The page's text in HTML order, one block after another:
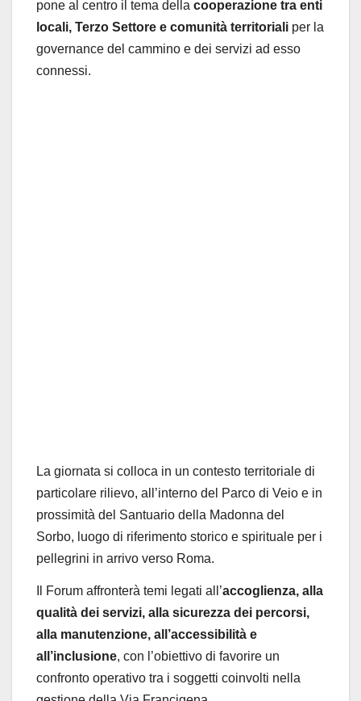
pone al centro il tema della cooperazione tra enti
locali, Terzo Settore e comunità territoriali per la
governance del cammino e dei servizi ad esso
connessi.
La giornata si colloca in un contesto territoriale di
particolare rilievo, all’interno del Parco di Veio e in
prossimità del Santuario della Madonna del
Sorbo, luogo di riferimento storico e spirituale per i
pellegrini in arrivo verso Roma.
Il Forum affronterà temi legati all’accoglienza, alla
qualità dei servizi, alla sicurezza dei percorsi,
alla manutenzione, all’accessibilità e
all’inclusione, con l’obiettivo di favorire un
confronto operativo tra i soggetti coinvolti nella